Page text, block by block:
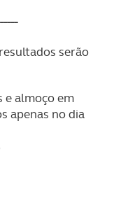
serão
e almoço em
apenas no dia